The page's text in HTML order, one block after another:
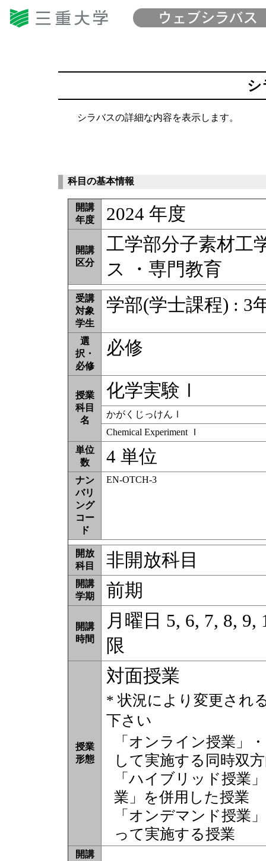
シ
シラバスの詳細な内容を表示します。
科目の基本情報
開講
年度
2024 年度
開講
区分
工学部分子素材工
ス ・専門教育
受講
対象
学生
学部(学士課程) : 3
選
択・
必修
必修
授業
科目
名
化学実験Ⅰ
かがくじっけんⅠ
Chemical Experiment Ｉ
単位
数
4 単位
ナン
バリ
ング
コー
ド
EN-OTCH-3
開放
科目
非開放科目
開講
学期
前期
開講
時間
月曜日 5, 6, 7, 8,
限
授業
形態
対面授業
* 状況により変更され
下さい
「オンライン授業」
して実施する同時双
「ハイブリッド授業
業」を併用した授業
「オンデマンド授業
って実施する授業
開講